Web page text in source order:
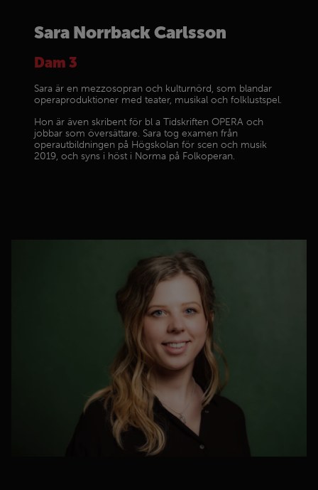
Sara Norrback Carlsson
Dam 3
Sara är en mezzosopran och kulturnörd, som blandar
operaproduktioner med teater, musikal och folklustspel.
Hon är även skribent för bl a Tidskriften OPERA och
jobbar som översättare. Sara tog examen från
operautbildningen på Högskolan för scen och musik
2019, och syns i höst i Norma på Folkoperan.